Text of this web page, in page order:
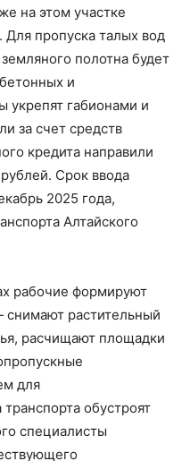
на этом участке
пропуска талых вод
полотна будет
и
укрепят габионами и
за счет средств
кредита направили
Срок ввода
2025 года,
Алтайского
рабочие формируют
растительный
расчищают площадки
для
обустроят
специалисты